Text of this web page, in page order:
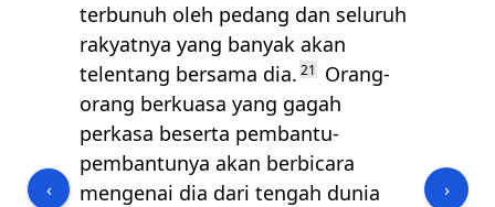
‹
terbunuh oleh pedang dan seluruh
rakyatnya yang banyak akan
telentang bersama dia. 21
Orang-
orang berkuasa yang gagah
perkasa beserta pembantu-
pembantunya akan berbicara
mengenai dia dari tengah dunia
›